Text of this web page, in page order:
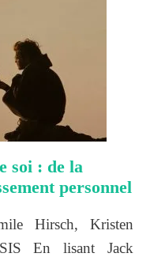
soi : de la
personnel
Hirsch, Kristen
En lisant Jack